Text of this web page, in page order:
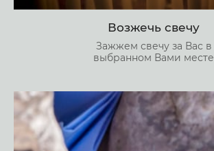
Возжечь свечу
Зажжем свечу за Вас в
выбранном Вами месте